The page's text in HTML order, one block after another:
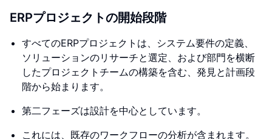
ERPプロジェクトの開始段階
すべてのERPプロジェクトは、システム要件の定義、
ソリューションのリサーチと選定、および部門を横断
したプロジェクトチームの構築を含む、発見と計画段
階から始まります。
第二フェーズは設計を中心としています。
これには、既存のワークフローの分析が含まれます。